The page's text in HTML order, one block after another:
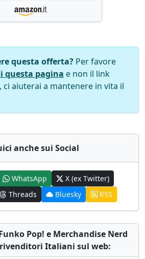
questa offerta? Per favore
questa pagina e non il link
aiuterai a mantenere in vita il
anche sui Social
WhatsApp
X (ex Twitter)
Threads Bluesky RSS
Pop! e Merchandise Nerd
Italiani sul web: